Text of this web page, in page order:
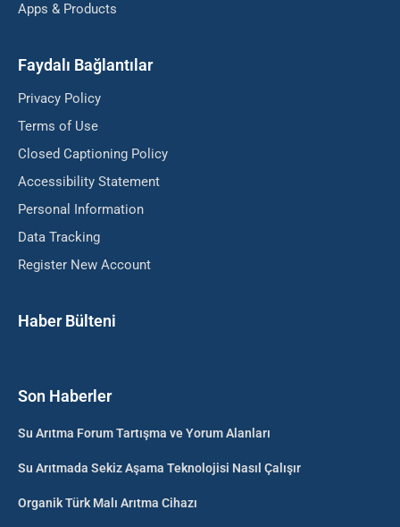
Apps & Products
Faydalı Bağlantılar
Privacy Policy
Terms of Use
Closed Captioning Policy
Accessibility Statement
Personal Information
Data Tracking
Register New Account
Haber Bülteni
Son Haberler
Su Arıtma Forum Tartışma ve Yorum Alanları
Su Arıtmada Sekiz Aşama Teknolojisi Nasıl Çalışır
Organik Türk Malı Arıtma Cihazı